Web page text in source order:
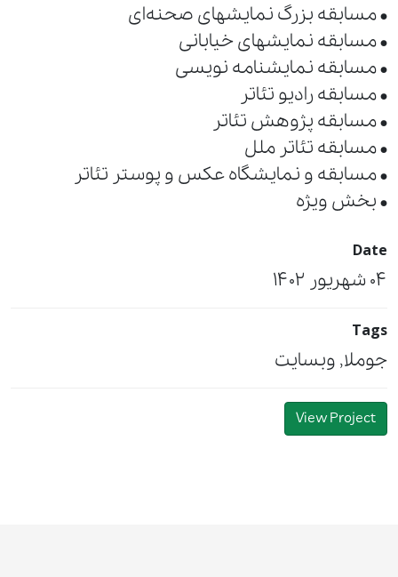
• مسابقه بزرگ نمایشهای صحنه‌ای
• مسابقه نمایشهای خیابانی
• مسابقه نمایشنامه نویسی
• مسابقه رادیو تئاتر
• مسابقه پژوهش تئاتر
• مسابقه تئاتر ملل
• مسابقه و نمایشگاه عکس و پوستر تئاتر
• بخش ویژه
Date
04 شهریور 1402
Tags
جوملا, وبسایت
View Project